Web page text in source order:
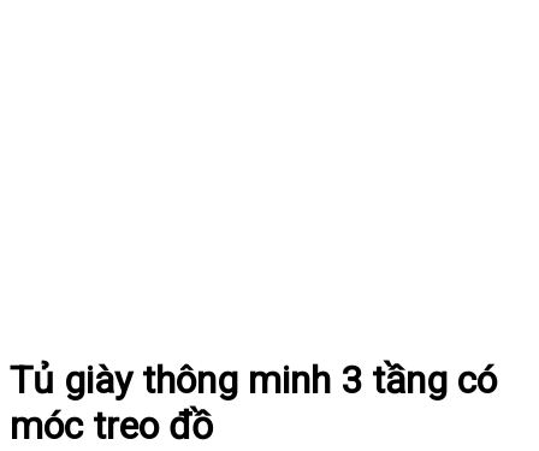
Tủ giày thông minh 3 tầng có
móc treo đồ